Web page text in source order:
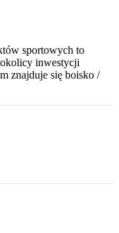
sportowych to
inwestycji
znajduje się boisko /